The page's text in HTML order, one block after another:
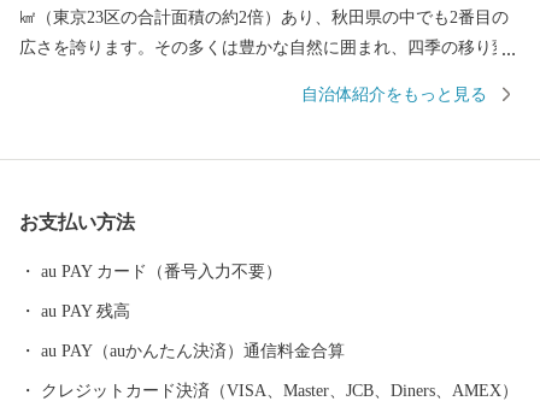
㎢（東京23区の合計面積の約2倍）あり、秋田県の中でも2番目の
広さを誇ります。その多くは豊かな自然に囲まれ、四季の移り変
数えられる『森吉山』では、多種多様な高山植物はもちろん、冬
ギ発祥の地として、その文化を色濃く伝えています。 北秋田市
内を走る「秋田内陸縦貫鉄道」は、鷹巣～角館と、秋田県内陸部
雄大な山々が広がり、日本の原風景を感じることができます。沿
線にある前田南駅は、大ヒットアニメ映画の劇中に登場した駅の
モデルということで話題にもなりました。 その他、世界一の綴
自治体紹介をもっと見る
お支払い方法
au PAY カード（番号入力不要）
au PAY 残高
au PAY（auかんたん決済）通信料金合算
クレジットカード決済（VISA、Master、JCB、Diners、AMEX）